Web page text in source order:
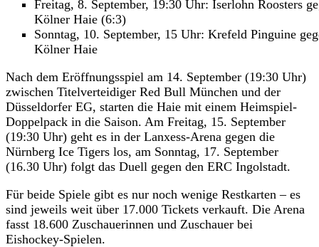
Freitag, 8. September, 19:30 Uhr: Iserlohn Roosters
Kölner Haie (6:3)
Sonntag, 10. September, 15 Uhr: Krefeld Pinguine
Kölner Haie
Nach dem Eröffnungsspiel am 14. September (19:30 Uhr)
zwischen Titelverteidiger Red Bull München und der
Düsseldorfer EG, starten die Haie mit einem Heimspiel-
Doppelpack in die Saison. Am Freitag, 15. September
(19:30 Uhr) geht es in der Lanxess-Arena gegen die
Nürnberg Ice Tigers los, am Sonntag, 17. September
(16.30 Uhr) folgt das Duell gegen den ERC Ingolstadt.
Für beide Spiele gibt es nur noch wenige Restkarten – es
sind jeweils weit über 17.000 Tickets verkauft. Die Arena
fasst 18.600 Zuschauerinnen und Zuschauer bei
Eishockey-Spielen.